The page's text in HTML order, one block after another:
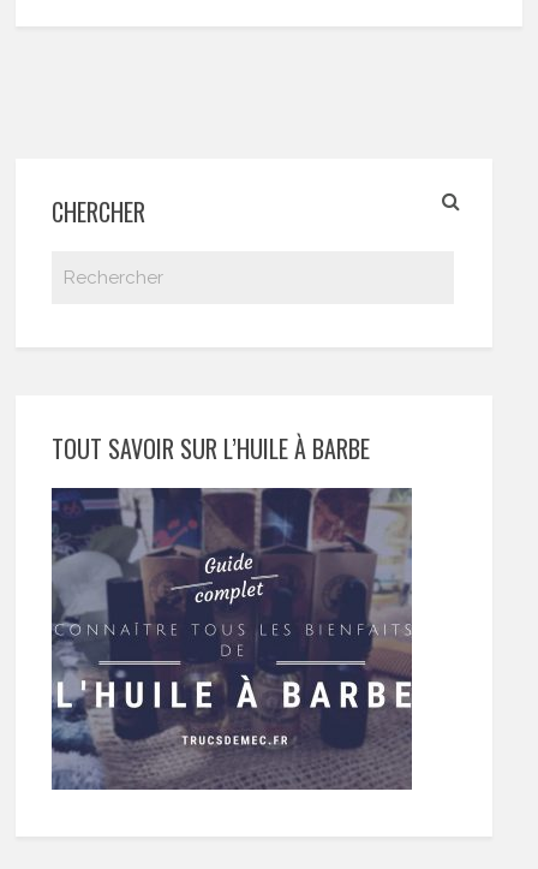
CHERCHER
TOUT SAVOIR SUR L’HUILE À BARBE